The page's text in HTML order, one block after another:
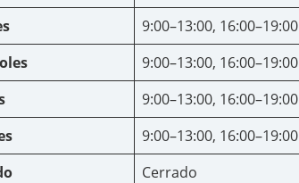
9:00–13:00, 16:00–19:00
9:00–13:00, 16:00–19:00
9:00–13:00, 16:00–19:00
9:00–13:00, 16:00–19:00
Cerrado